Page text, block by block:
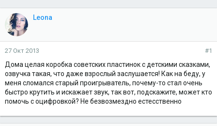
т
е
м
ы
ч
л
Leona
27 Окт 2013 #1
Дома целая коробка советских пластинок с детскими сказками,
озвучка такая, что даже взрослый заслушается! Как на беду, у
меня сломался старый проигрыватель, почему-то стал очень
быстро крутить и искажает звук, так вот, подскажите, может кто
помочь с оцифровкой? Не безвозмездно естесственно